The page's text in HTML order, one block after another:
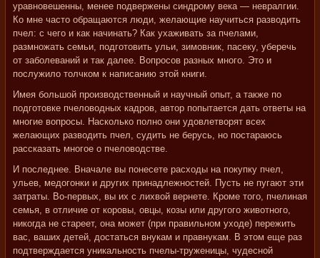
уравновешенны, менее подвержены синдрому века — невралгии.
Ко мне часто обращаются люди, желающие научиться разводить
пчел: с чего и как начинать? Как ухаживать за пчелами,
размножать семьи, подготовить ульи, зимовник, пасеку, уберечь
от заболеваний и так далее. Вопросов разных много. Это и
послужило толчком к написанию этой книги.
Имея большой производственный и научный опыт, а также по
подготовке пчеловодных кадров, автор попытается дать ответы на
многие вопросы. Насколько полно они удовлетворят всех
желающих разводить пчел, судить не берусь, но постараюсь
рассказать многое о пчеловодстве.
И последнее. Вначале вы понесете расходы на покупку пчел,
ульев, медогонки и других принадлежностей. Пусть не пугают эти
затраты. Во-первых, вы их с лихвой вернете. Кроме того, пчелиная
семья, в отличие от коровы, овцы, козы или другого животного,
никогда не стареет, она может (при правильном уходе) пережить
вас, ваших детей, достаться внукам и правнукам. В этом еще раз
подтверждается уникальность пчелы-труженицы, чудесной